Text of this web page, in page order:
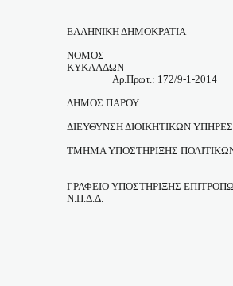
ΕΛΛΗΝΙΚΗ ΔΗΜΟΚΡΑΤΙΑ
ΝΟΜΟΣ
ΚΥΚΛΑΔΩΝ
Αρ.Πρωτ.: 172/9-1-2014
ΔΗΜΟΣ ΠΑΡΟΥ
ΔΙΕΥΘΥΝΣΗ ΔΙΟΙΚΗΤΙΚΩΝ
ΤΜΗΜΑ ΥΠΟΣΤΗΡΙΞΗΣ
ΓΡΑΦΕΙΟ ΥΠΟΣΤΗΡΙΞΗΣ
Ν.Π.Δ.Δ.